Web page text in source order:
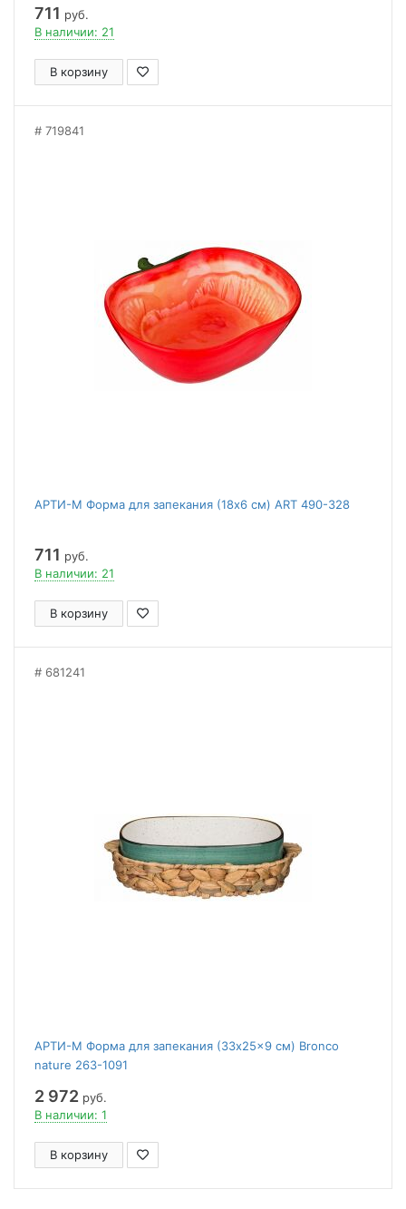
711 руб.
В наличии: 21
В корзину
719841
АРТИ-М Форма для запекания (18x6 см) ART 490-328
711 руб.
В наличии: 21
В корзину
681241
АРТИ-М Форма для запекания (33x25x9 см) Bronco
nature 263-1091
2 972 руб.
В наличии: 1
В корзину